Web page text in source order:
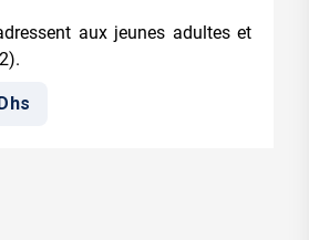
aux jeunes adultes et